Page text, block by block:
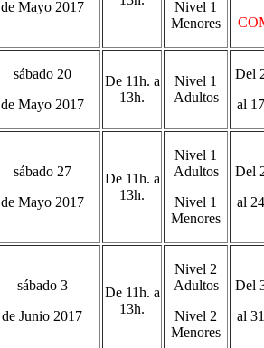
de Mayo 2017
Nivel 1
Menores
sábado 20
de Mayo 2017
De 11h. a
13h.
Nivel 1
Adultos
Del
al
sábado 27
de Mayo 2017
De 11h. a
13h.
Nivel 1
Adultos
Nivel 1
Menores
Del
al
sábado 3
de Junio 2017
De 11h. a
13h.
Nivel 2
Adultos
Nivel 2
Menores
Del
al